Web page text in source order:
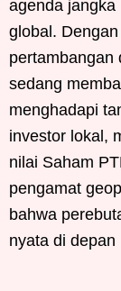
agenda jangka
global.
pertambangan
sedang
menghadapi
investor lokal,
nilai Saham
pengamat
bahwa
nyata di depan